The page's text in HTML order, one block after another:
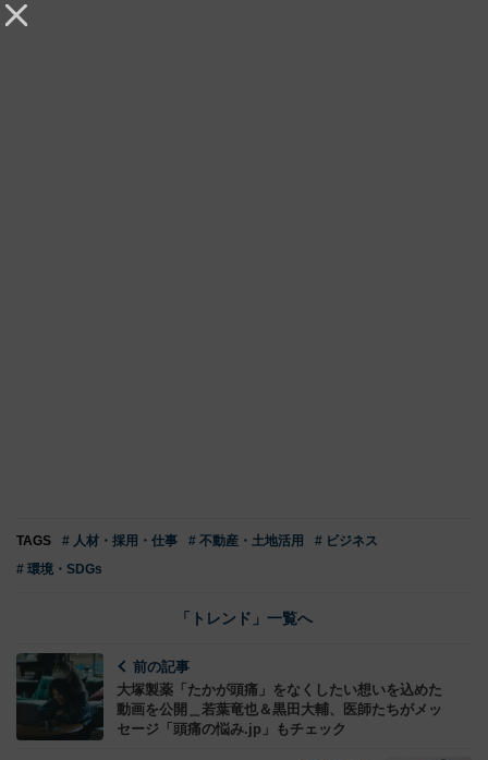
TAGS # 人材・採用・仕事 # 不動産・土地活用
# ビジネス
# 環境・SDGs
「トレンド」一覧へ
前の記事
大塚製薬「たかが頭痛」をなくしたい想いを込めた
動画を公開＿若葉竜也＆黒田大輔、医師たちがメッ
セージ「頭痛の悩み.jp」もチェック